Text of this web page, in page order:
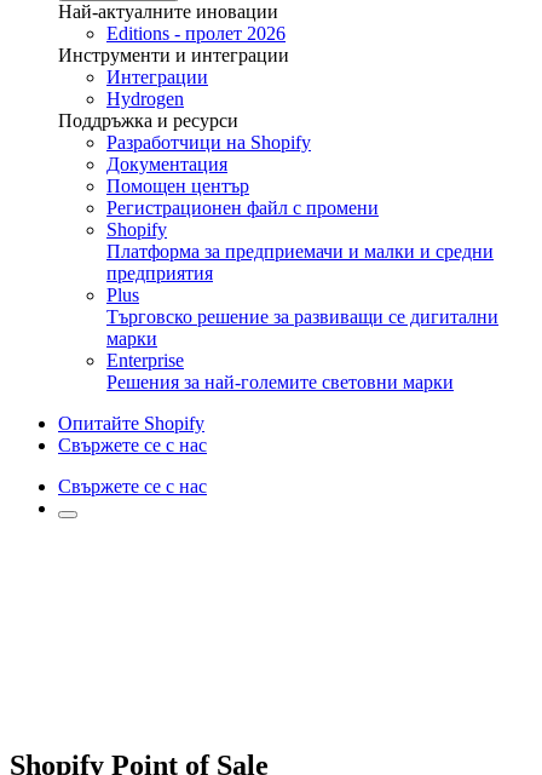
Най-актуалните иновации
Editions - пролет 2026
Инструменти и интеграции
Интеграции
Hydrogen
Поддръжка и ресурси
Разработчици на Shopify
Документация
Помощен център
Регистрационен файл с промени
Shopify
Платформа за предприемачи и малки и средни
предприятия
Plus
Търговско решение за развиващи се дигитални
марки
Enterprise
Решения за най-големите световни марки
Опитайте Shopify
Свържете се с нас
Свържете се с нас
Shopify Point of Sale